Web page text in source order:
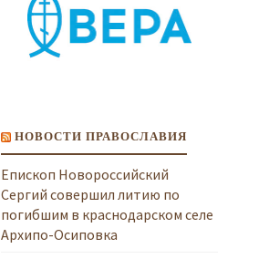
НОВОСТИ ПРАВОСЛАВИЯ
Епископ Новороссийский
Сергий совершил литию по
погибшим в краснодарском селе
Архипо-Осиповка